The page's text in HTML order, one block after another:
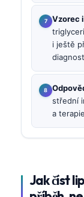
Vzorec
i ještě
střední
a
Jak číst